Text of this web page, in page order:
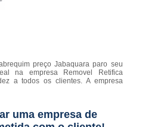
preço Jabaquara paro seu
na empresa Removel Retifica
a todos os clientes. A empresa
uma empresa de